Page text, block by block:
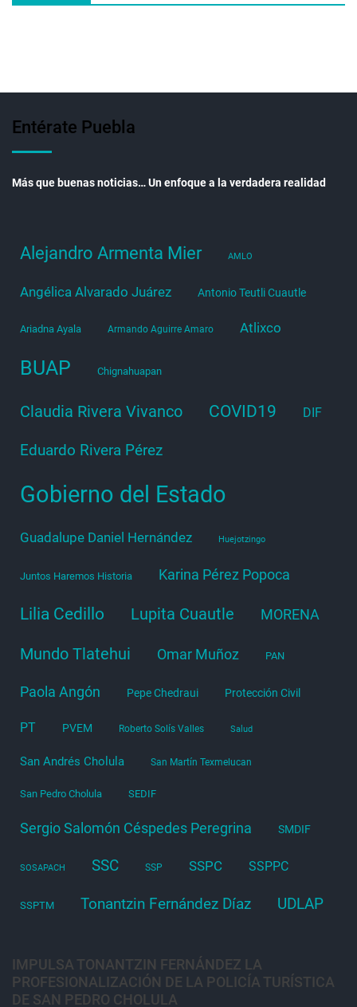
Entérate Puebla
Más que buenas noticias… Un enfoque a la verdadera realidad
Alejandro Armenta Mier AMLO
Angélica Alvarado Juárez Antonio Teutli Cuautle
Ariadna Ayala Armando Aguirre Amaro Atlixco
BUAP Chignahuapan
Claudia Rivera Vivanco COVID19 DIF
Eduardo Rivera Pérez
Gobierno del Estado
Guadalupe Daniel Hernández Huejotzingo
Juntos Haremos Historia Karina Pérez Popoca
Lilia Cedillo Lupita Cuautle MORENA
Mundo Tlatehui Omar Muñoz PAN
Paola Angón Pepe Chedraui Protección Civil
PT PVEM Roberto Solís Valles Salud
San Andrés Cholula San Martín Texmelucan
San Pedro Cholula SEDIF
Sergio Salomón Céspedes Peregrina SMDIF
SOSAPACH SSC SSP SSPC SSPPC
SSPTM Tonantzin Fernández Díaz UDLAP
IMPULSA TONANTZIN FERNÁNDEZ LA
PROFESIONALIZACIÓN DE LA POLICÍA TURÍSTICA
DE SAN PEDRO CHOLULA